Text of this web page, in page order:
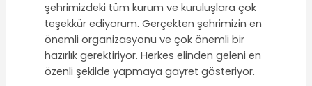
şehrimizdeki tüm kurum ve kuruluşlara çok
teşekkür ediyorum. Gerçekten şehrimizin en
önemli organizasyonu ve çok önemli bir
hazırlık gerektiriyor. Herkes elinden geleni en
özenli şekilde yapmaya gayret gösteriyor.